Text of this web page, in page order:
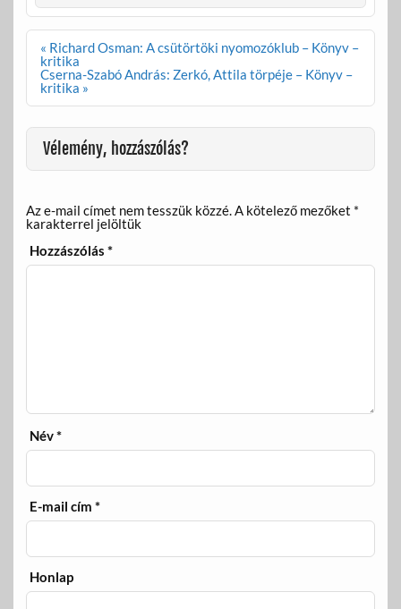
b
o
o
k
er
m
e
g
Bejegyzés
navigáció
« Richard Osman: A csütörtöki nyomozóklub – Könyv –
kritika
Cserna-Szabó András: Zerkó, Attila törpéje – Könyv –
kritika »
Vélemény, hozzászólás?
Az e-mail címet nem tesszük közzé.A kötelező mezőket *
karakterrel jelöltük
Hozzászólás*
Név*
E-mail cím*
Honlap